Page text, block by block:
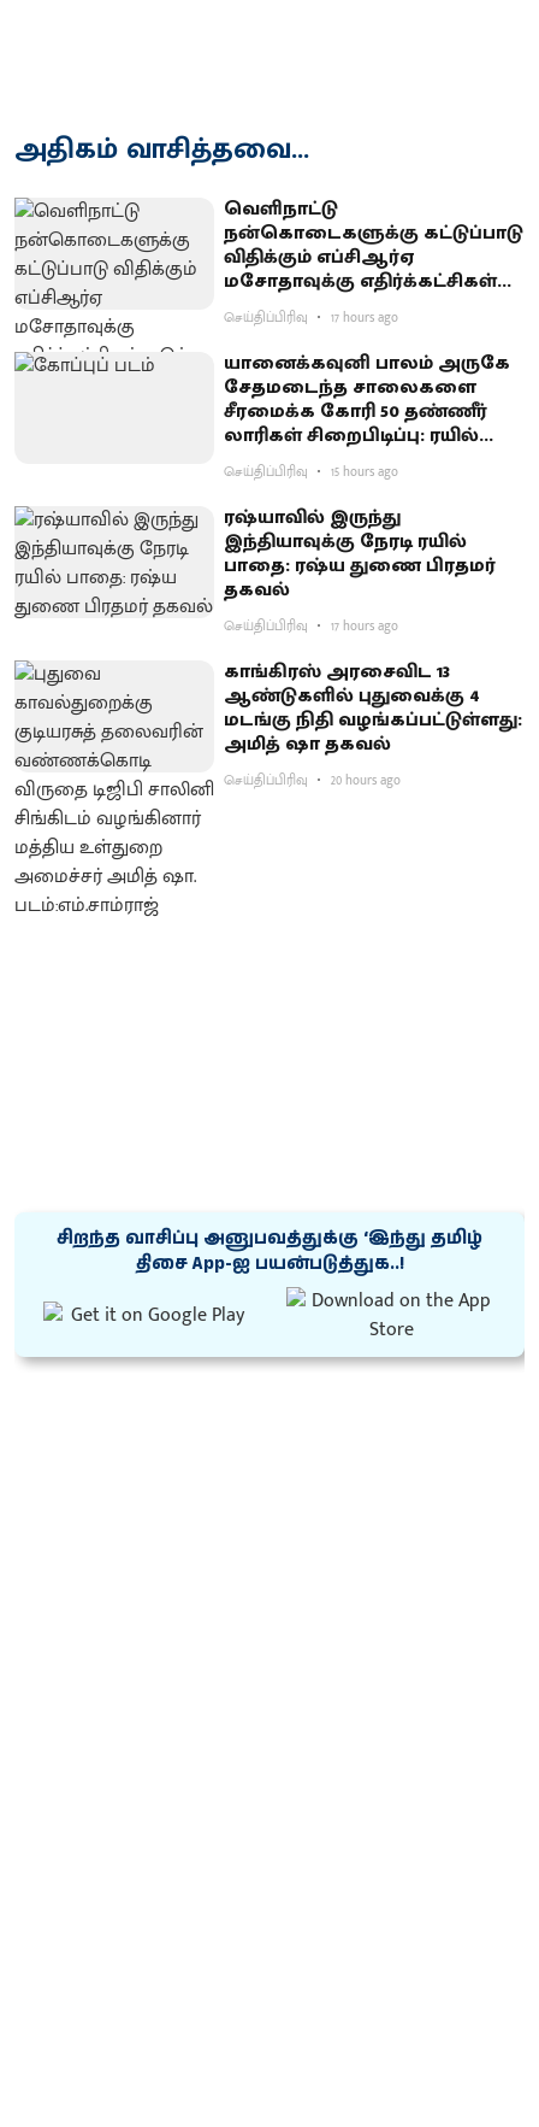
அதிகம் வாசித்தவை...
வெளிநாட்டு
நன்கொடைகளுக்கு கட்டுப்பாடு
விதிக்கும் எப்சிஆர்ஏ
மசோதாவுக்கு எதிர்க்கட்சிகள்
கடும் எதிர்ப்பு
செய்திப்பிரிவு 17 hours ago
யானைக்கவுனி பாலம் அருகே
சேதமடைந்த சாலைகளை
சீரமைக்க கோரி 50 தண்ணீர்
லாரிகள் சிறைபிடிப்பு: ரயில்வே
குடியிருப்புவாசிகள் போராட்டம்
செய்திப்பிரிவு 15 hours ago
ரஷ்யாவில் இருந்து
இந்தியாவுக்கு நேரடி ரயில்
பாதை: ரஷ்ய துணை பிரதமர்
தகவல்
செய்திப்பிரிவு 17 hours ago
காங்கிரஸ் அரசைவிட 13
ஆண்டுகளில் புதுவைக்கு 4
மடங்கு நிதி வழங்கப்பட்டுள்ளது:
அமித் ஷா தகவல்
செய்திப்பிரிவு 20 hours ago
சிறந்த வாசிப்பு அனுபவத்துக்கு ‘இந்து தமிழ்
திசை App-ஐ பயன்படுத்துக..!